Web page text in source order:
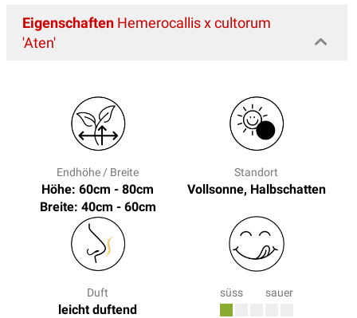
Eigenschaften Hemerocallis x cultorum
'Aten'
Endhöhe / Breite
Höhe: 60cm - 80cm
Breite: 40cm - 60cm
Standort
Vollsonne, Halbschatten
Duft
leicht duftend
süss sauer